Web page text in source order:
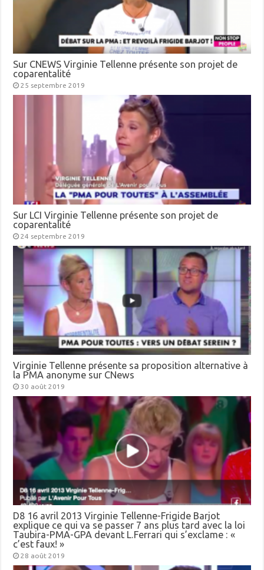
Sur CNEWS Virginie Tellenne présente son projet de
coparentalité
25 septembre 2019
Sur LCI Virginie Tellenne présente son projet de
coparentalité
24 septembre 2019
Virginie Tellenne présente sa proposition alternative à
la PMA anonyme sur CNews
30 août 2019
D8 16 avril 2013 Virginie Tellenne-Frigide Barjot
explique ce qui va se passer 7 ans plus tard avec la loi
Taubira-PMA-GPA devant L.Ferrari qui s’exclame : «
c’est faux! »
28 août 2019